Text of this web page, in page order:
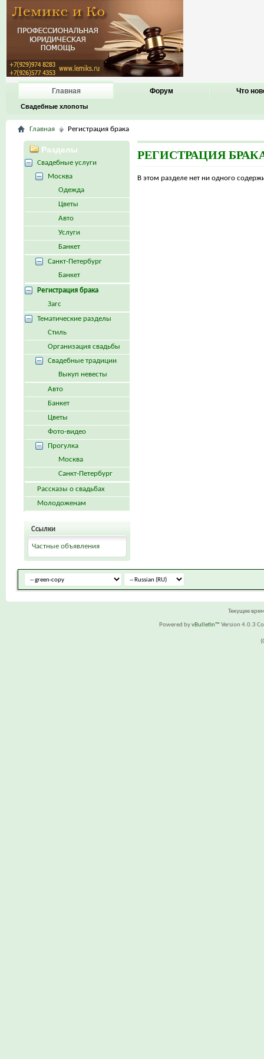
Главная
Свадебные хлопоты
Форум Что
Главная Регистрация брака
РЕГИСТРАЦИЯ
В этом разделе нет ни одного
Разделы
Свадебные услуги
Москва
Одежда
Цветы
Авто
Услуги
Банкет
Санкт-Петербург
Банкет
Регистрация брака
Загс
Тематические разделы
Стиль
Организация свадьбы
Свадебные традиции
Выкуп невесты
Авто
Банкет
Цветы
Фото-видео
Прогулка
Москва
Санкт-Петербург
Рассказы о свадьбах
Молодоженам
Ссылки
Частные объявления
Текущее
Powered byvBulletin™ Version 4.0.3